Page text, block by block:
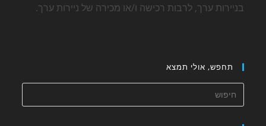
בניירות ערך, לרבות רכישה ו/או מכירה של ניירות ערך.
תחפש, אולי תמצא